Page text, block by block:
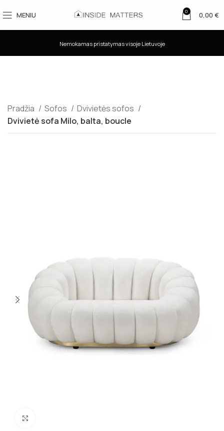
MENIU 0 0,00 €
Nemokamas pristatymas visoje Lietuvoje
Pradžia Sofos
Dvivietės sofos
Dvivietė sofa Milo, balta, boucle